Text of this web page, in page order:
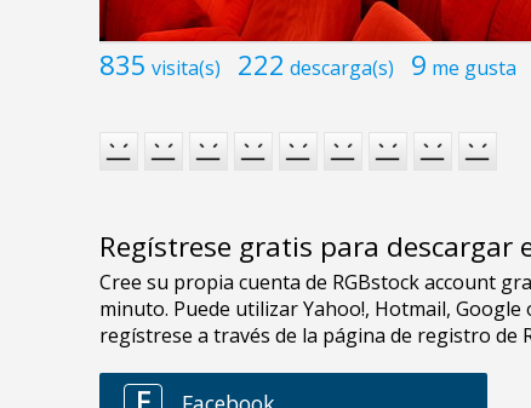
835 visita(s) 222 descarga(s) 9 me gusta
Regístrese gratis para descargar